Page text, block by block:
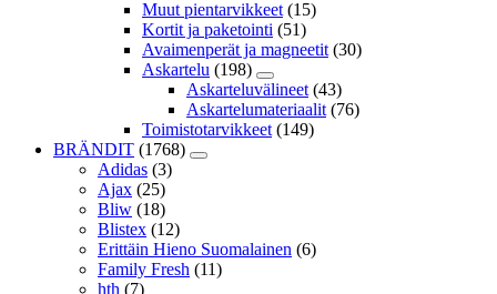
Muut pientarvikkeet (15)
Kortit ja paketointi (51)
Avaimenperät ja magneetit (30)
Askartelu (198)
Askarteluvälineet (43)
Askartelumateriaalit (76)
Toimistotarvikkeet (149)
BRÄNDIT (1768)
Adidas (3)
Ajax (25)
Bliw (18)
Blistex (12)
Erittäin Hieno Suomalainen (6)
Family Fresh (11)
hth (7)